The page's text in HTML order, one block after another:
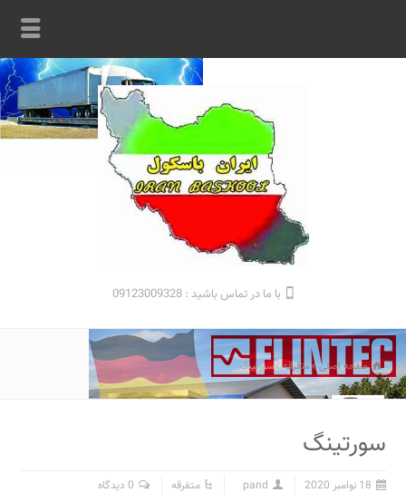
با ما در تماس باشید : 09123009328
صفحه اصلی متفرقه سورتینگ
سورتینگ
18 نوامبر 2020 pand متفرقه 0 دیدگاه